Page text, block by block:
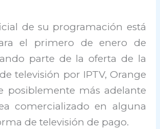
de su programación está
el primero de enero de
parte de la oferta de la
televisión por IPTV, Orange
posiblemente más adelante
comercializado en alguna
de televisión de pago.